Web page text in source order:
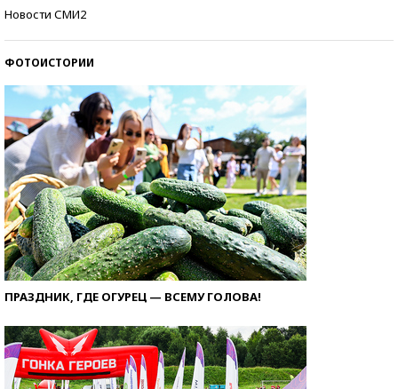
Новости СМИ2
ФОТОИСТОРИИ
ПРАЗДНИК, ГДЕ ОГУРЕЦ — ВСЕМУ ГОЛОВА!